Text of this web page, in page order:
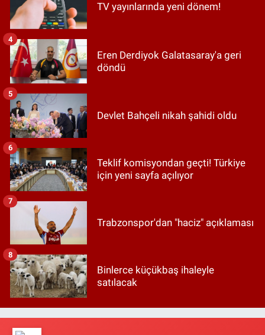
TV yayınlarında yeni dönem!
Eren Derdiyok Galatasaray'a geri
döndü
4
Devlet Bahçeli nikah şahidi oldu
5
Teklif komisyondan geçti! Türkiye
için yeni sayfa açılıyor
6
Trabzonspor'dan "haciz" açıklaması
7
Binlerce küçükbaş ihaleyle
satılacak
8